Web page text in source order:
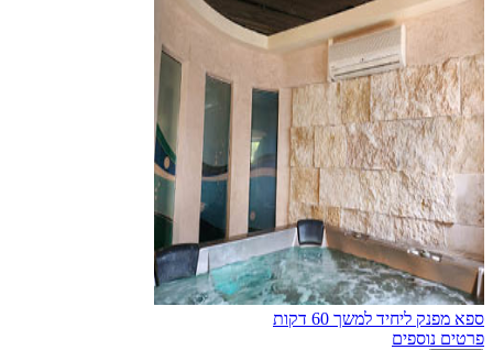
ספא מפנק ליחיד למשך 60 דקות
פרטים נוספים